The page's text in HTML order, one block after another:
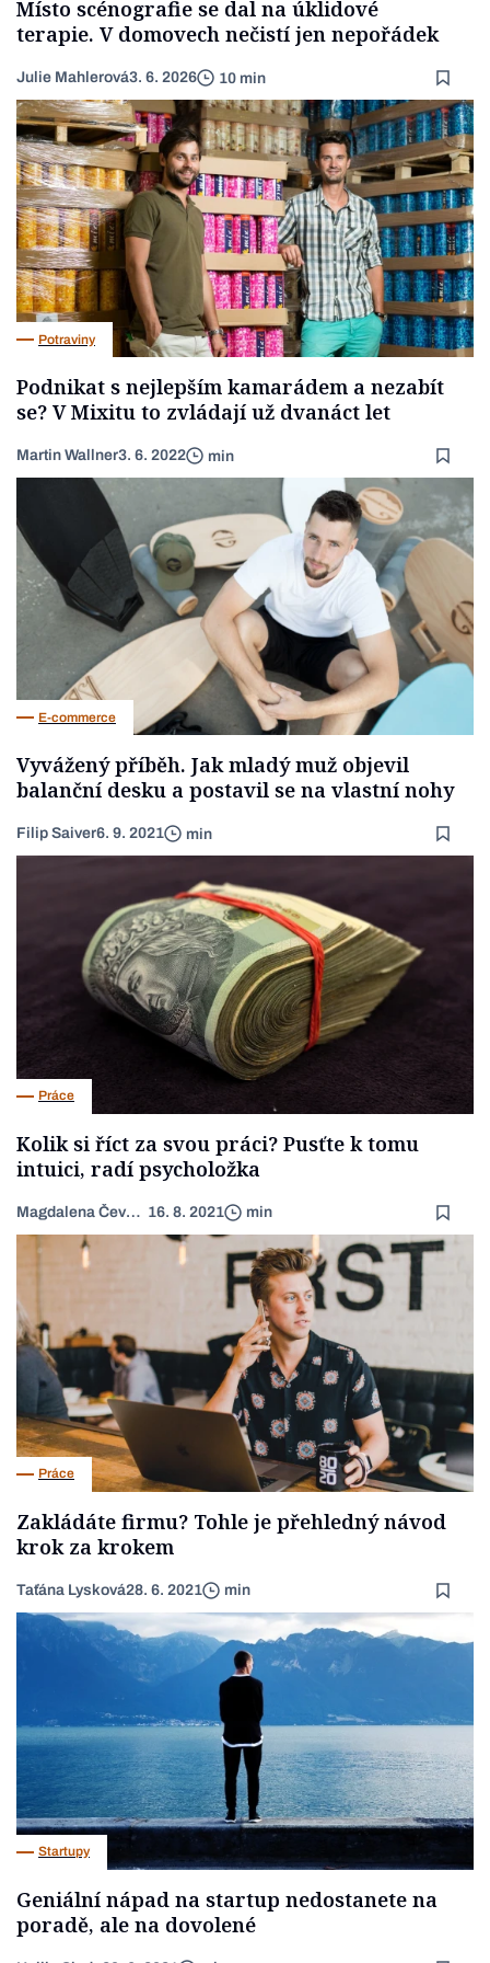
Místo scénografie se dal na úklidové
terapie. V domovech nečistí jen nepořádek
Julie Mahlerová3. 6. 2026 10 min
Potraviny
Podnikat s nejlepším kamarádem a nezabít
se? V Mixitu to zvládají už dvanáct let
Martin Wallner3. 6. 2022 min
E-commerce
Vyvážený příběh. Jak mladý muž objevil
balanční desku a postavil se na vlastní nohy
Filip Saiver6. 9. 2021 min
Práce
Kolik si říct za svou práci? Pusťte k tomu
intuici, radí psycholožka
Magdalena Čevelová 16. 8. 2021 min
Práce
Zakládáte firmu? Tohle je přehledný návod
krok za krokem
Taťána Lysková28. 6. 2021 min
Startupy
Geniální nápad na startup nedostanete na
poradě, ale na dovolené